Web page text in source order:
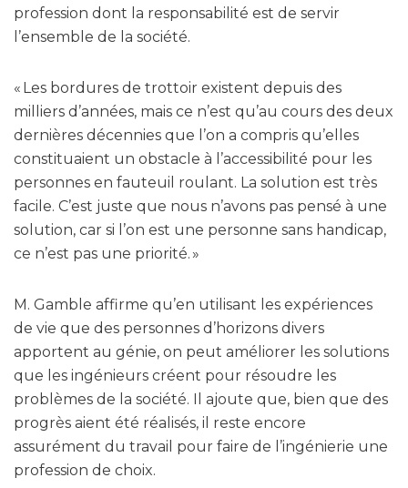
profession dont la responsabilité est de servir
l’ensemble de la société.
« Les bordures de trottoir existent depuis des
milliers d’années, mais ce n’est qu’au cours des deux
dernières décennies que l’on a compris qu’elles
constituaient un obstacle à l’accessibilité pour les
personnes en fauteuil roulant. La solution est très
facile. C’est juste que nous n’avons pas pensé à une
solution, car si l’on est une personne sans handicap,
ce n’est pas une priorité. »
M. Gamble affirme qu’en utilisant les expériences
de vie que des personnes d’horizons divers
apportent au génie, on peut améliorer les solutions
que les ingénieurs créent pour résoudre les
problèmes de la société. Il ajoute que, bien que des
progrès aient été réalisés, il reste encore
assurément du travail pour faire de l’ingénierie une
profession de choix.